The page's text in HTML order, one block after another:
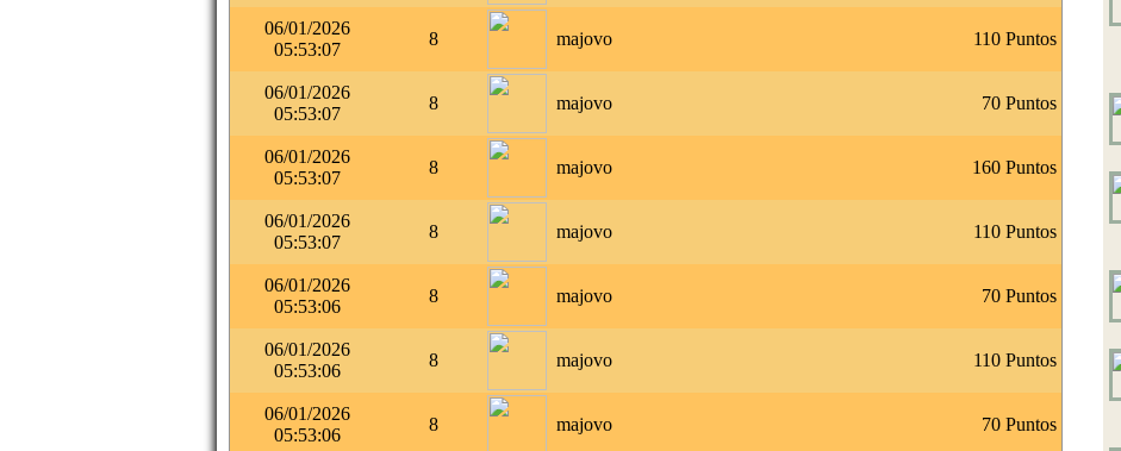
06/01/2026
05:53:07
8 majovo 110 Puntos
06/01/2026
05:53:07
8 majovo 70 Puntos
06/01/2026
05:53:07
8 majovo 160 Puntos
06/01/2026
05:53:07
8 majovo 110 Puntos
06/01/2026
05:53:06
8 majovo 70 Puntos
06/01/2026
05:53:06
8 majovo 110 Puntos
06/01/2026
05:53:06
8 majovo 70 Puntos